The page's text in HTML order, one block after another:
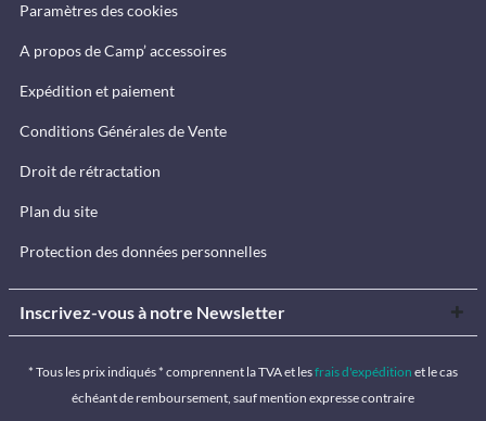
Paramètres des cookies
A propos de Camp’ accessoires
Expédition et paiement
Conditions Générales de Vente
Droit de rétractation
Plan du site
Protection des données personnelles
Inscrivez-vous à notre Newsletter
* Tous les prix indiqués * comprennent la TVA et lesfrais d'expédition et le cas
échéant de remboursement, sauf mention expresse contraire